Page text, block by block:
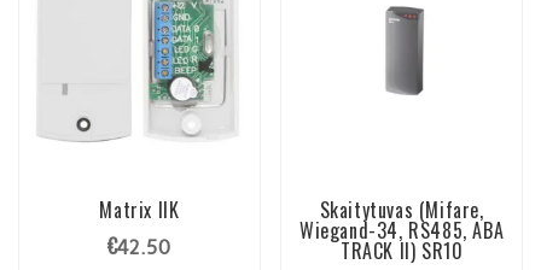
Matrix IIK
€42.50
Skaitytuvas (Mifare,
Wiegand-34, RS485, ABA
TRACK II) SR10